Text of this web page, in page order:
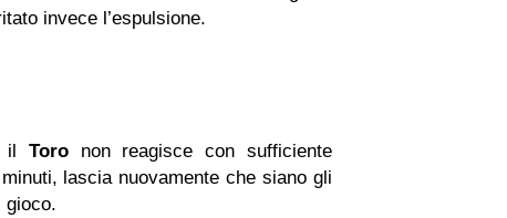
invece l’espulsione.
il Toronon reagisce con sufficiente
lascia nuovamente che siano gli
gioco.